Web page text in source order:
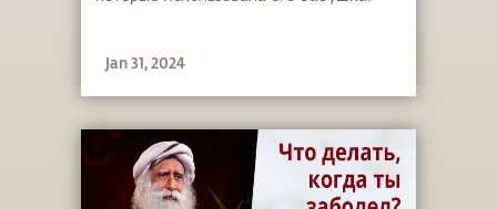
Jan 31, 2024